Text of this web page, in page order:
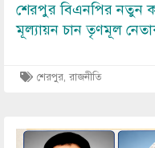
শেরপুর বিএনপির নতুন
মূল্যায়ন চান তৃণমূল
শেরপুর, রাজনীতি
Image